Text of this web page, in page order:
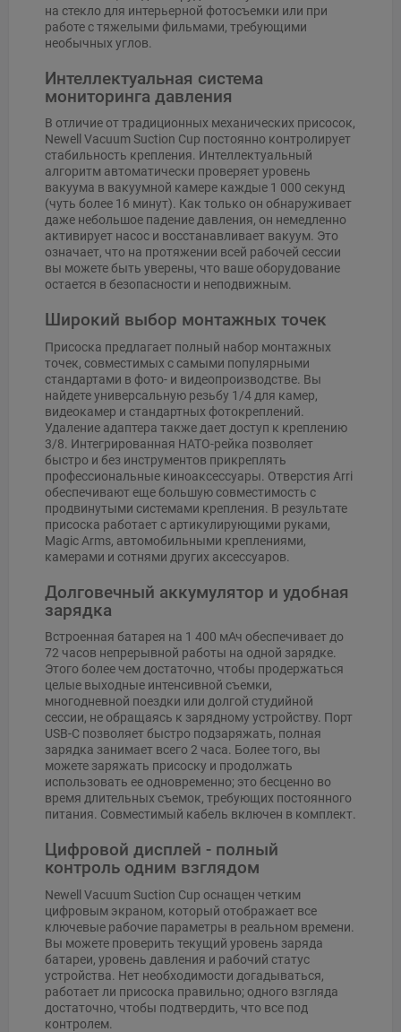
на стекло для интерьерной фотосъемки или при
работе с тяжелыми фильмами, требующими
необычных углов.
Интеллектуальная система
мониторинга давления
В отличие от традиционных механических присосок,
Newell Vacuum Suction Cup постоянно контролирует
стабильность крепления. Интеллектуальный
алгоритм автоматически проверяет уровень
вакуума в вакуумной камере каждые 1 000 секунд
(чуть более 16 минут). Как только он обнаруживает
даже небольшое падение давления, он немедленно
активирует насос и восстанавливает вакуум. Это
означает, что на протяжении всей рабочей сессии
вы можете быть уверены, что ваше оборудование
остается в безопасности и неподвижным.
Широкий выбор монтажных точек
Присоска предлагает полный набор монтажных
точек, совместимых с самыми популярными
стандартами в фото- и видеопроизводстве. Вы
найдете универсальную резьбу 1/4 для камер,
видеокамер и стандартных фотокреплений.
Удаление адаптера также дает доступ к креплению
3/8. Интегрированная НАТО-рейка позволяет
быстро и без инструментов прикреплять
профессиональные киноаксессуары. Отверстия Arri
обеспечивают еще большую совместимость с
продвинутыми системами крепления. В результате
присоска работает с артикулирующими руками,
Magic Arms, автомобильными креплениями,
камерами и сотнями других аксессуаров.
Долговечный аккумулятор и удобная
зарядка
Встроенная батарея на 1 400 мАч обеспечивает до
72 часов непрерывной работы на одной зарядке.
Этого более чем достаточно, чтобы продержаться
целые выходные интенсивной съемки,
многодневной поездки или долгой студийной
сессии, не обращаясь к зарядному устройству. Порт
USB-C позволяет быстро подзаряжать, полная
зарядка занимает всего 2 часа. Более того, вы
можете заряжать присоску и продолжать
использовать ее одновременно; это бесценно во
время длительных съемок, требующих постоянного
питания. Совместимый кабель включен в комплект.
Цифровой дисплей - полный
контроль одним взглядом
Newell Vacuum Suction Cup оснащен четким
цифровым экраном, который отображает все
ключевые рабочие параметры в реальном времени.
Вы можете проверить текущий уровень заряда
батареи, уровень давления и рабочий статус
устройства. Нет необходимости догадываться,
работает ли присоска правильно; одного взгляда
достаточно, чтобы подтвердить, что все под
контролем.